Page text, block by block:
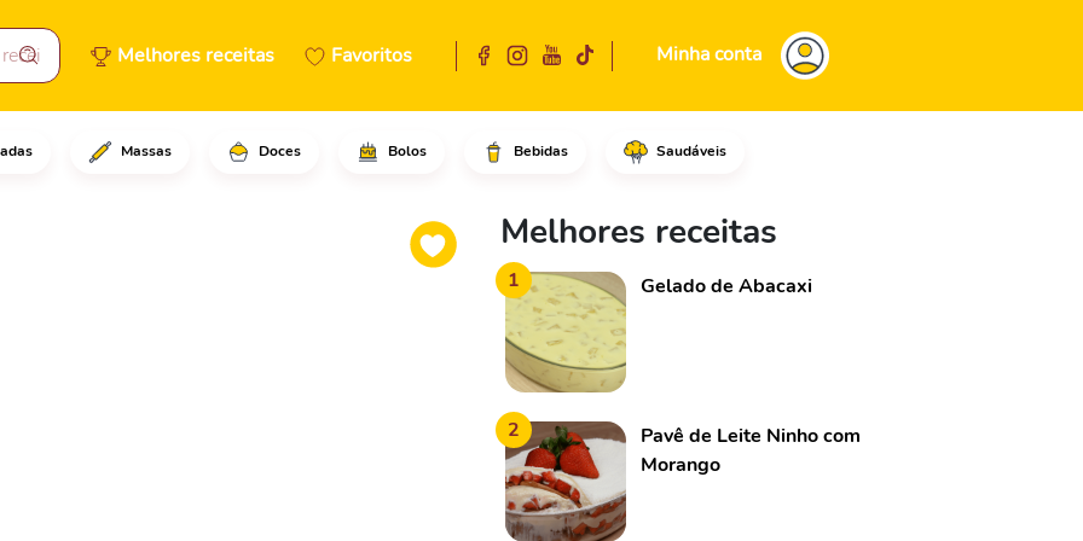
Melhores receitas Favoritos Minha conta
Massas Doces Bolos Bebidas Saudáveis
água quente no salmão e retire a pele.Em seguida,
Melhores receitas
1 Gelado de Abacaxi
2
Pavê de Leite Ninho com
Morango